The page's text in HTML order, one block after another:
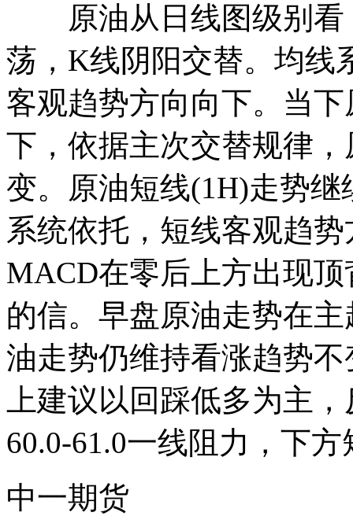
原油从日线图级别看
荡，K线阴阳交替。均线
客观趋势方向向下。当
下，依据主次交替规律
变。原油短线(1H)走势
系统依托，短线客观趋
MACD在零后上方出现
的信。早盘原油走势在
油走势仍维持看涨趋势
上建议以回踩低多为主
60.0-61.0一线阻力，下
中一期货